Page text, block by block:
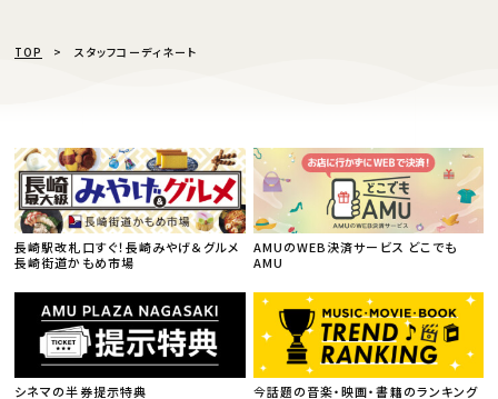
TOP スタッフコーディネート
長崎駅改札口すぐ！長崎みやげ＆グルメ
長崎街道かもめ市場
AMUのWEB決済サービス どこでも
AMU
シネマの半券提示特典
今話題の音楽・映画・書籍のランキング